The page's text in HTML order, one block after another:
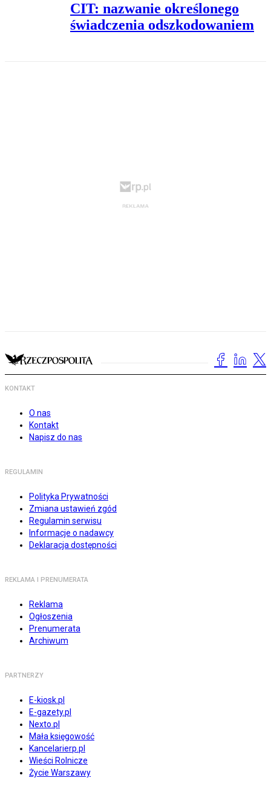
CIT: nazwanie określonego
świadczenia odszkodowaniem
KONTAKT
O nas
Kontakt
Napisz do nas
REGULAMIN
Polityka Prywatności
Zmiana ustawień zgód
Regulamin serwisu
Informacje o nadawcy
Deklaracja dostępności
REKLAMA I PRENUMERATA
Reklama
Ogłoszenia
Prenumerata
Archiwum
PARTNERZY
E-kiosk.pl
E-gazety.pl
Nexto.pl
Mała księgowość
Kancelarierp.pl
Wieści Rolnicze
Życie Warszawy